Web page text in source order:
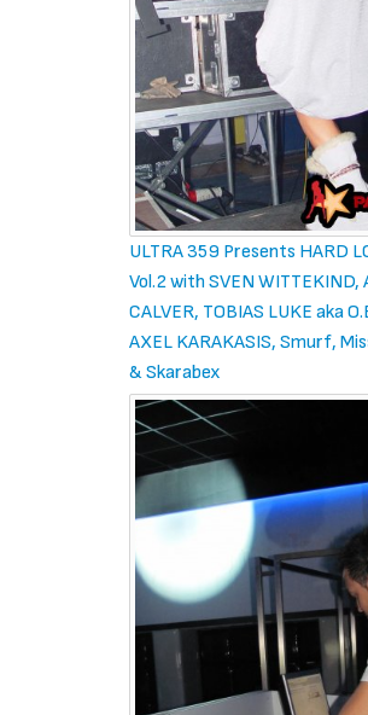
ULTRA 359 Presents HARD
Vol.2 with SVEN WITTEKIND,
CALVER, TOBIAS LUKE aka
AXEL KARAKASIS, Smurf,
& Skarabex
събота, 03 ноември 2007